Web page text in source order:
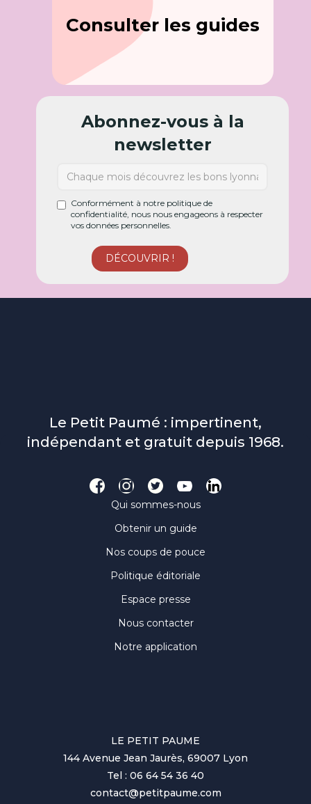
Consulter les guides
Abonnez-vous à la
newsletter
Conformément à notre politique de
confidentialité, nous nous engageons à respecter
vos données personnelles.
Le Petit Paumé : impertinent,
indépendant et gratuit depuis 1968.
Qui sommes-nous
Obtenir un guide
Nos coups de pouce
Politique éditoriale
Espace presse
Nous contacter
Notre application
LE PETIT PAUME
144 Avenue Jean Jaurès, 69007 Lyon
Tel : 06 64 54 36 40
contact@petitpaume.com